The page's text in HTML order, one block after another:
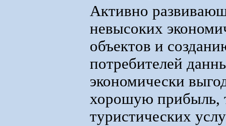
Активно
невысоких
объектов и
потребителей
экономически
хорошую прибыль,
туристических